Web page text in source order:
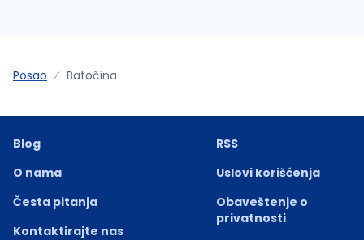
Posao Batočina
Blog
O nama
Česta pitanja
Kontaktirajte nas
RSS
Uslovi korišćenja
Obaveštenje o
privatnosti